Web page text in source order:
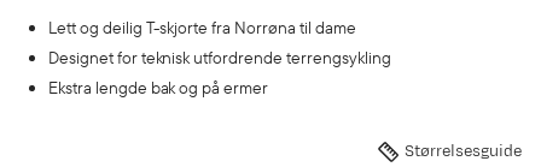
Lett og deilig T-skjorte fra Norrøna til dame
Designet for teknisk utfordrende terrengsykling
Ekstra lengde bak og på ermer
Størrelsesguide